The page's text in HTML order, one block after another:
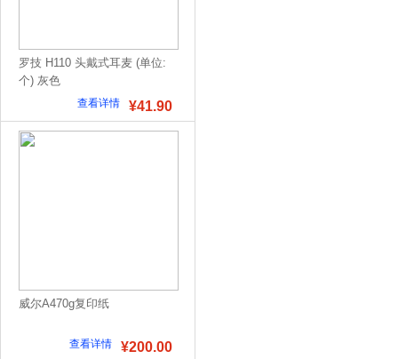
罗技 H110 头戴式耳麦 (单位:
个) 灰色
¥41.90
查看详情
威尔A470g复印纸
¥200.00
查看详情